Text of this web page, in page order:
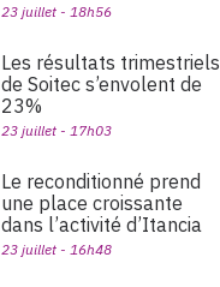
23 juillet - 18h56
Les résultats trimestriels
de Soitec s’envolent de
23%
23 juillet - 17h03
Le reconditionné prend
une place croissante
dans l’activité d’Itancia
23 juillet - 16h48